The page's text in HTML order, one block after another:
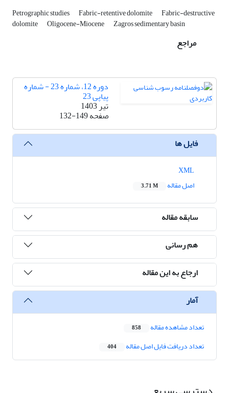
Petrographic studies Fabric-retentive dolomite Fabric-destructive
dolomite Oligocene-Miocene Zagros sedimentary basin
مراجع
دوره 12، شماره 23 - شماره
پیاپی 23
تیر 1403
صفحه132-149
فایل ها
اصل مقاله
3.71 M
سابقه مقاله
هم رسانی
ارجاع به این مقاله
آمار
تعداد مشاهده مقاله 858
تعداد دریافت فایل اصل مقاله 404